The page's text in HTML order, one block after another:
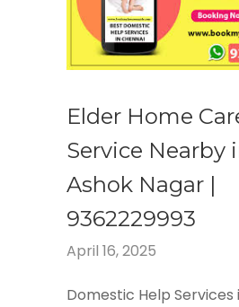
Elder Home
Service Nearby
Ashok Nagar |
9362229993
April 16, 2025
Domestic Help